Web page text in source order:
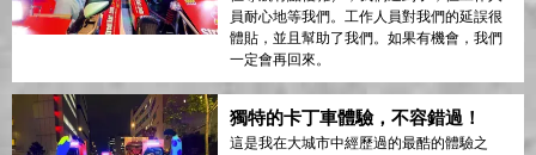
員耐心地等我們。工作人員對我們的延誤很
體貼，並且幫助了我們。如果有機會，我們
一定會再回來。
獨特的卡丁車體驗，不容錯過！
這是我在大城市中經歷過的最酷的體驗之